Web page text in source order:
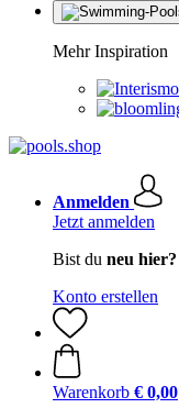
Mehr Inspiration
Anmelden
Jetzt anmelden
Bist du neu hier?
Konto erstellen
Warenkorb € 0,00